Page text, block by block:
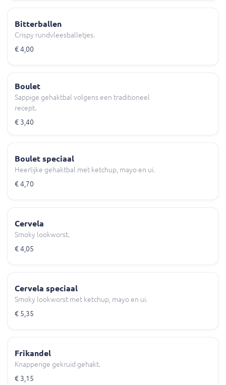
Bitterballen
Crispy rundvleesballetjes.
€ 4,00
Boulet
Sappige gehaktbal volgens een traditioneel
recept.
€ 3,40
Boulet speciaal
Heerlijke gehaktbal met ketchup, mayo en ui.
€ 4,70
Cervela
Smoky lookworst.
€ 4,05
Cervela speciaal
Smoky lookworst met ketchup, mayo en ui.
€ 5,35
Frikandel
Knapperige gekruid gehakt.
€ 3,15